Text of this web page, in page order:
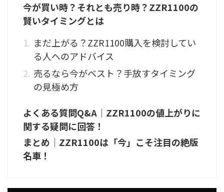
今が買い時？それとも売り時？ZZR1100の
賢いタイミングとは
まだ上がる？ZZR1100購入を検討してい
る人へのアドバイス
売るなら今がベスト？手放すタイミング
の見極め方
よくある質問Q&A｜ZZR1100の値上がりに
関する疑問に回答！
まとめ｜ZZR1100は「今」こそ注目の絶版
名車！